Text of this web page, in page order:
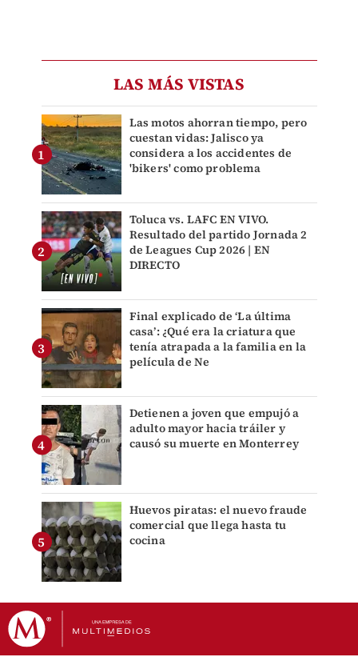
LAS MÁS VISTAS
Las motos ahorran tiempo, pero
cuestan vidas: Jalisco ya
considera a los accidentes de
'bikers' como problema
Toluca vs. LAFC EN VIVO.
Resultado del partido Jornada 2
de Leagues Cup 2026 | EN
DIRECTO
Final explicado de ‘La última
casa’: ¿Qué era la criatura que
tenía atrapada a la familia en la
película de Ne
Detienen a joven que empujó a
adulto mayor hacia tráiler y
causó su muerte en Monterrey
Huevos piratas: el nuevo fraude
comercial que llega hasta tu
cocina